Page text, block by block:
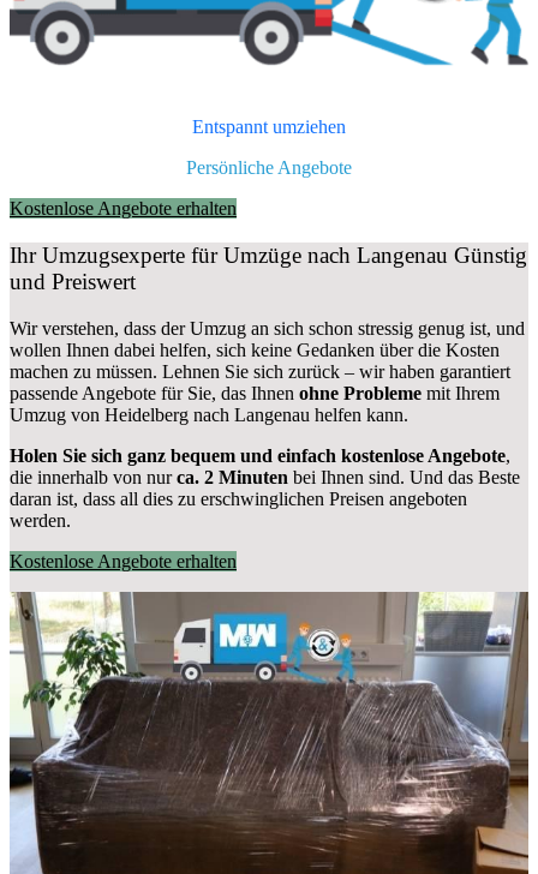
Entspannt umziehen
Persönliche Angebote
Kostenlose Angebote erhalten
Ihr Umzugsexperte für Umzüge nach Langenau Günstig
und Preiswert
Wir verstehen, dass der Umzug an sich schon stressig genug ist, und
wollen Ihnen dabei helfen, sich keine Gedanken über die Kosten
machen zu müssen. Lehnen Sie sich zurück – wir haben garantiert
passende Angebote für Sie, das Ihnen ohne Probleme mit Ihrem
Umzug von Heidelberg nach Langenau helfen kann.
Holen Sie sich ganz bequem und einfach kostenlose Angebote,
die innerhalb von nurca. 2 Minuten bei Ihnen sind. Und das Beste
daran ist, dass all dies zu erschwinglichen Preisen angeboten
werden.
Kostenlose Angebote erhalten